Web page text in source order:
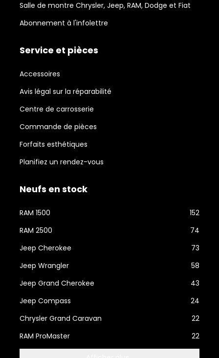
Salle de montre Chrysler, Jeep, RAM, Dodge et Fiat
Abonnement à l'infolettre
Service et pièces
Accessoires
Avis légal sur la réparabilité
Centre de carrosserie
Commande de pièces
Forfaits esthétiques
Planifiez un rendez-vous
Neufs en stock
RAM 1500
152
RAM 2500
74
Jeep Cherokee
73
Jeep Wrangler
58
Jeep Grand Cherokee
43
Jeep Compass
24
Chrysler Grand Caravan
22
RAM ProMaster
22